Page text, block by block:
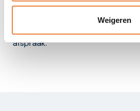
Weigeren
Wil je gewoon eens weten wat
eventueel kan betekenen? Bel ons
of stuur een mail naar
afspraak.